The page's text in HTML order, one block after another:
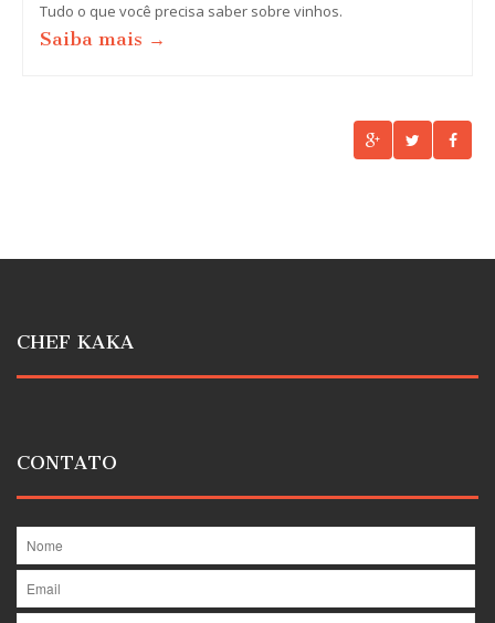
Tudo o que você precisa saber sobre vinhos.
Saiba mais →
CHEF KAKA
CONTATO